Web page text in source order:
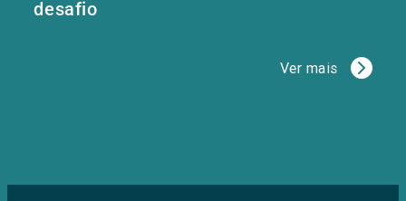
desafio
Ver mais